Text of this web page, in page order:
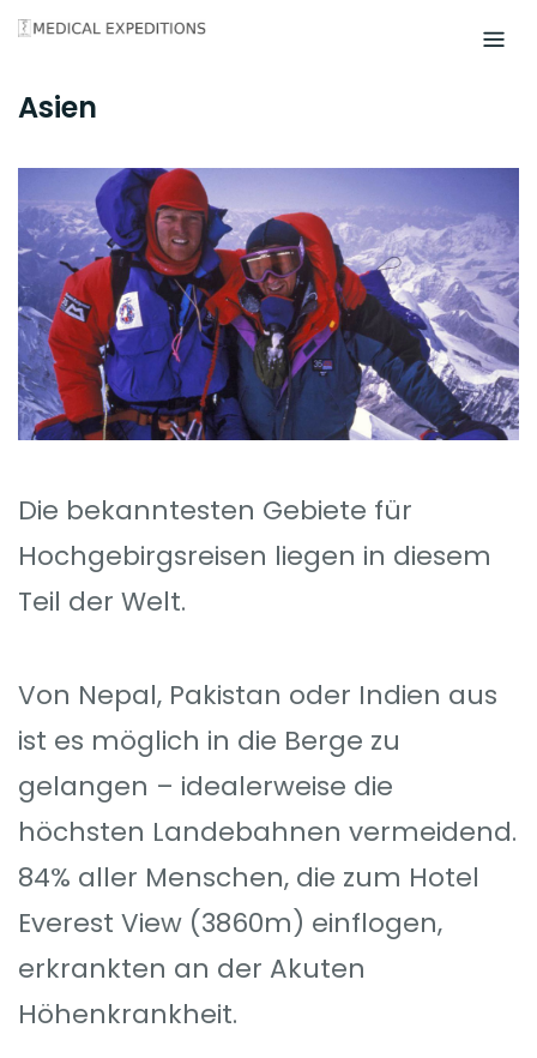
Skip
content
Asien
Die bekanntesten Gebiete für
Hochgebirgsreisen liegen in diesem
Teil der Welt.
Von Nepal, Pakistan oder Indien aus
ist es möglich in die Berge zu
gelangen – idealerweise die
höchsten Landebahnen vermeidend.
84% aller Menschen, die zum Hotel
Everest View (3860m) einflogen,
erkrankten an der Akuten
Höhenkrankheit.